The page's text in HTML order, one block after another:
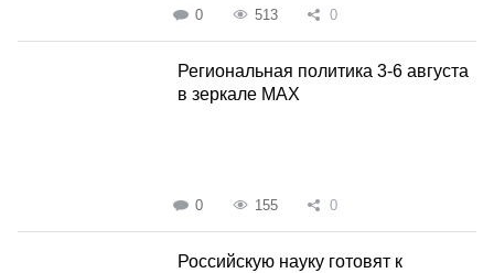
0 513 0
Региональная политика 3-6 августа
в зеркале MAX
0 155 0
Российскую науку готовят к